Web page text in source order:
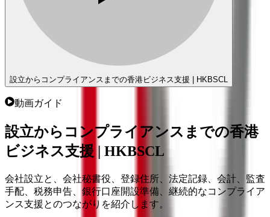
設立からコンプライアンスまでの香港ビジネス支援 | HKBSCL
動画ガイド
設立からコンプライアンスまでの香港
ビジネス支援 | HKBSCL
会社設立と、会社秘書役、登録住所、法定記録、会計、監査
手配、税務申告、銀行口座開設準備、継続的なコンプライア
ンス支援とのつながりを紹介します。